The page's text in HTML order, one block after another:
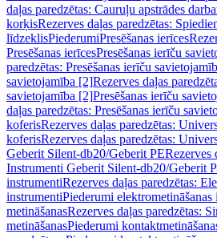
daļas paredzētas: Cauruļu apstrādes
korķisRezerves daļas paredzētas:
līdzeklisPiederumiPresēšanas ierīces
Presēšanas ierīcesPresēšanas ierīču
paredzētas: Presēšanas ierīču
savietojamība [2]Rezerves daļas
savietojamība [2]Presēšanas ierīču
daļas paredzētas: Presēšanas ierīču
koferisRezerves daļas paredzētas:
koferisRezerves daļas paredzētas:
Geberit Silent-db20/Geberit PERezerves
Instrumenti Geberit Silent-db20/Geberit
instrumentiRezerves daļas paredzētas:
instrumentiPiederumi elektrometināšanas
metināšanasRezerves daļas paredzētas:
metināšanasPiederumi